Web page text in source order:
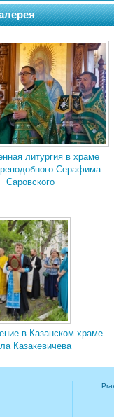
литургия в храме
Серафима
Саровского
в Казанском храме
Казакевичева